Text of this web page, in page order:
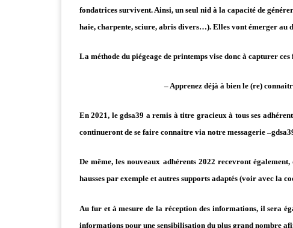
fondatrices survivent. Ainsi, un seul nid à la capacité de
haie, charpente, sciure, abris divers…). Elles vont émerger au
La méthode du piégeage de printemps vise donc à capturer
– Apprenez déjà à bien le (re)
En 2021, le gdsa39 a remis à titre gracieux à tous ses
continueront de se faire connaitre via notre messagerie –
De même, les nouveaux adhérents 2022 recevront
hausses par exemple et autres supports adaptés (voir avec la
Au fur et à mesure de la réception des informations, il sera
informations pour une sensibilisation du plus grand nombre